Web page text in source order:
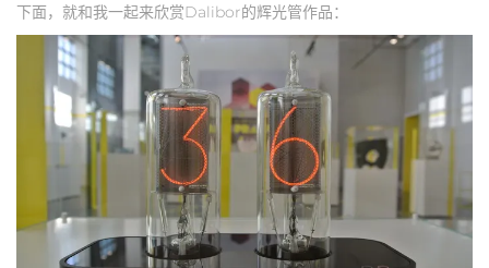
下面，就和我一起来欣赏Dalibor的辉光管作品：